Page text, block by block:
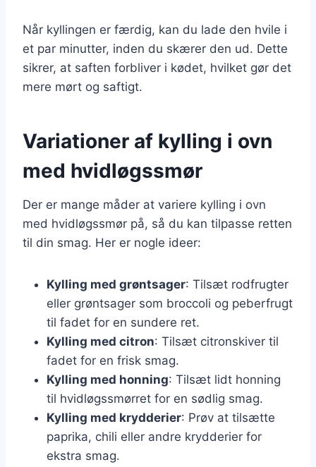
Når kyllingen er færdig, kan du lade den hvile i
et par minutter, inden du skærer den ud. Dette
sikrer, at saften forbliver i kødet, hvilket gør det
mere mørt og saftigt.
Variationer af kylling i ovn
med hvidløgssmør
Der er mange måder at variere kylling i ovn
med hvidløgssmør på, så du kan tilpasse retten
til din smag. Her er nogle ideer:
Kylling med grøntsager: Tilsæt rodfrugter
eller grøntsager som broccoli og peberfrugt
til fadet for en sundere ret.
Kylling med citron: Tilsæt citronskiver til
fadet for en frisk smag.
Kylling med honning: Tilsæt lidt honning
til hvidløgssmørret for en sødlig smag.
Kylling med krydderier: Prøv at tilsætte
paprika, chili eller andre krydderier for
ekstra smag.